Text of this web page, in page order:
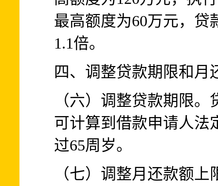
最高额度为60万元，贷
1.1倍。
四、调整贷款期限和月
（六）调整贷款期限
可计算到借款申请人法
过65周岁。
（七）调整月还款额